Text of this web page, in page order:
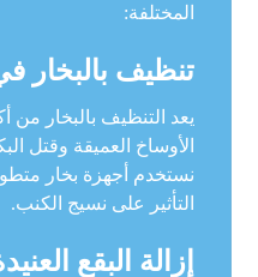
المختلفة:
تنظيف بالبخار
يعد التنظيف بالبخار من
الأوساخ العميقة وقتل
نستخدم أجهزة بخار
التأثير على نسيج الكنب.
إزالة البقع